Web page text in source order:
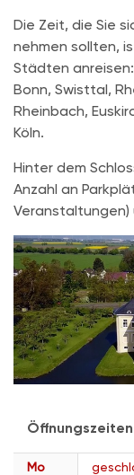
Die Zeit, die Sie
nehmen sollten,
Städten anreisen:
Bonn, Swisttal,
Rheinbach,
Köln.
Hinter dem
Anzahl an
Veranstaltungen)
Öffnungszeiten
Mo